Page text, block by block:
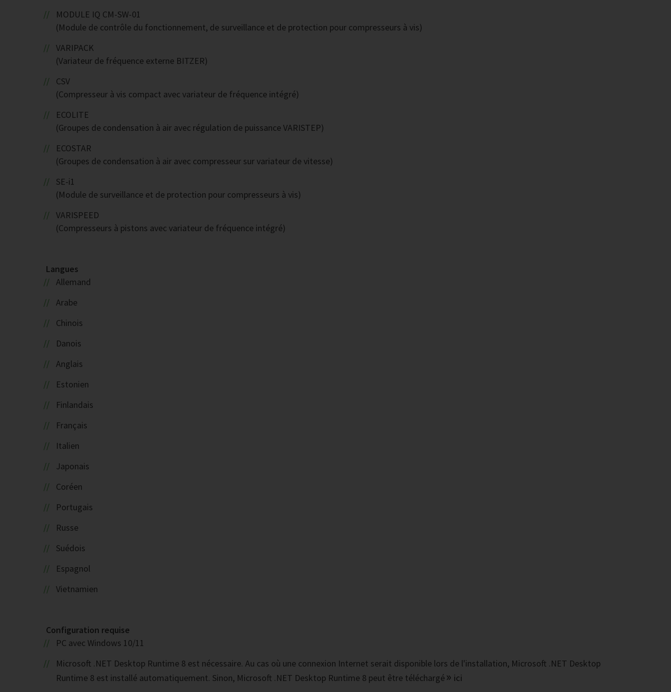
MODULE IQ CM-SW-01
(Module de contrôle du fonctionnement, de surveillance et de protection pour compresseurs à vis)
VARIPACK
(Variateur de fréquence externe BITZER)
CSV
(Compresseur à vis compact avec variateur de fréquence intégré)
ECOLITE
(Groupes de condensation à air avec régulation de puissance VARISTEP)
ECOSTAR
(Groupes de condensation à air avec compresseur sur variateur de vitesse)
SE-i1
(Module de surveillance et de protection pour compresseurs à vis)
VARISPEED
(Compresseurs à pistons avec variateur de fréquence intégré)
Langues
Allemand
Arabe
Chinois
Danois
Anglais
Estonien
Finlandais
Français
Italien
Japonais
Coréen
Portugais
Russe
Suédois
Espagnol
Vietnamien
Configuration requise
PC avec Windows 10/11
Microsoft .NET Desktop Runtime 8 est nécessaire. Au cas où une connexion Internet serait disponible lors de l'installation, Microsoft .NET Desktop
Runtime 8 est installé automatiquement. Sinon, Microsoft .NET Desktop Runtime 8 peut être téléchargé
ici